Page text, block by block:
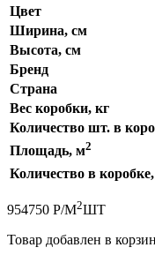
Цвет
Ширина, см
Высота, см
Бренд
Страна
Вес коробки, кг
Количество шт. в
Площадь, м2
Количество в
954750 Р/М2ШТ
Товар добавлен в